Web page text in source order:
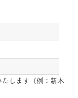
します（例：新木